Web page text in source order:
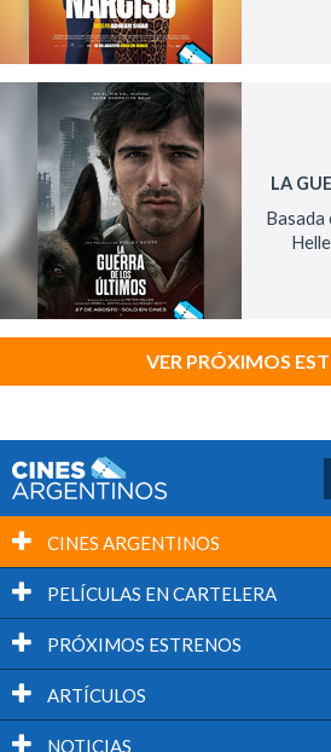
LA
VER PRÓXIMOS
CINES ARGENTINOS
PELÍCULAS EN CARTELERA
PRÓXIMOS ESTRENOS
ARTÍCULOS
NOTICIAS